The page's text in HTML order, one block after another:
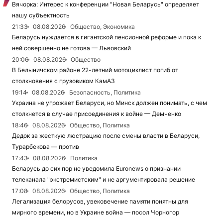
Вячорка: Интерес к конференции "Новая Беларусь" определяет
нашу субъектность
21:33
08.08.2026
Общество, Экономика
Беларусь нуждается в гигантской пенсионной реформе и пока к
ней совершенно не готова — Львовский
20:06
08.08.2026
Общество
В Белыничском районе 22-летний мотоциклист погиб от
столкновения с грузовиком КамАЗ
19:14
08.08.2026
Безопасность, Политика
Украина не угрожает Беларуси, но Минск должен понимать, с чем
столкнется в случае присоединения к войне — Демченко
18:46
08.08.2026
Общество, Политика
Дедок за жесткую люстрацию после смены власти в Беларуси,
Турарбекова — против
17:43
08.08.2026
Политика
Беларусь до сих пор не уведомила Euronews о признании
телеканала "экстремистским" и не аргументировала решение
17:08
08.08.2026
Общество, Политика
Легализация белорусов, увековечение памяти понятны для
мирного времени, но в Украине война — посол Чорногор